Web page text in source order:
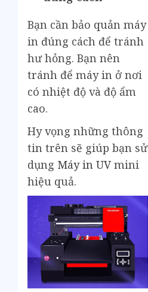
Bạn cần bảo quản máy
in đúng cách để tránh
hư hỏng. Bạn nên
tránh để máy in ở nơi
có nhiệt độ và độ ẩm
cao.
Hy vọng những thông
tin trên sẽ giúp bạn sử
dụng Máy in UVmini
hiệu quả.